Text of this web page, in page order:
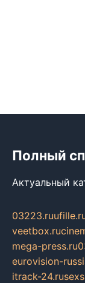
Полный
Актуальный
03223.ru
veetbox.ru
mega-press.ru
eurovision-
itrack-24.ru